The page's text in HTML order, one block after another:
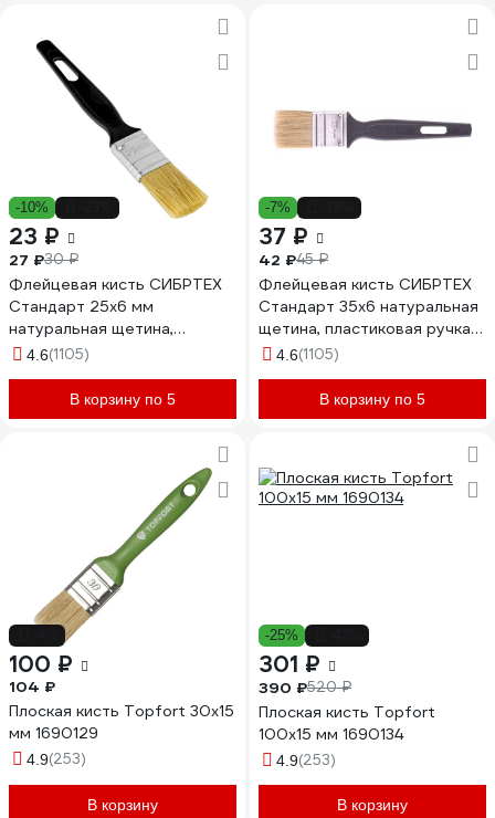
-10%
23 ₽
27 ₽30 ₽
Флейцевая кисть СИБРТЕХ
Стандарт 25х6 мм
натуральная щетина,
пластиковая ручка 82502
4.6(1105)
В корзину по 5
-7%
37 ₽
42 ₽45 ₽
Флейцевая кисть СИБРТЕХ
Стандарт 35х6 натуральная
щетина, пластиковая ручка
82503
4.6(1105)
В корзину по 5
100 ₽
104 ₽
Плоская кисть Topfort 30x15
мм 1690129
4.9(253)
В корзину
-25%
301 ₽
390 ₽520 ₽
Плоская кисть Topfort
100x15 мм 1690134
4.9(253)
В корзину